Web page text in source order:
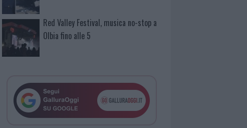
Red Valley Festival, musica no-stop a
Olbia fino alle 5